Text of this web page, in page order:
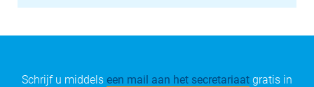
Schrijf u middels een mail aan het secretariaat gratis in